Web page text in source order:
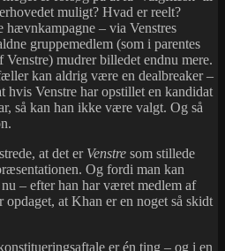
muligt? Hvad er reelt?
hævnkampagne – via Venstres
gruppemedlem (som i parentes
mudrer billedet endnu mere.
kan aldrig være en dealbreaker –
hvis Venstre har opstillet en kandidat
så kan han ikke være valgt. Og så
at det er Venstre som stillede
Og fordi man kan
– efter han har været medlem af
opdaget, at Khan er en noget så skidt
er én ting – og i en